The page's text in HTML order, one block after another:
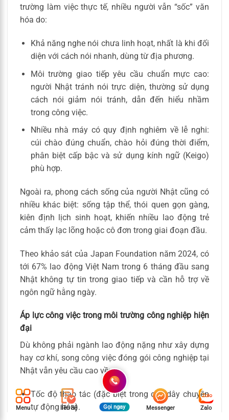
trường làm việc thực tế, nhiều người vẫn “sốc” văn
hóa do:
Khả năng nghe nói chưa linh hoạt, nhất là khi đối
diện với cách nói nhanh, dùng từ địa phương.
Môi trường giao tiếp yêu cầu chuẩn mực cao:
người Nhật tránh nói trực diện, thường sử dụng
cách nói giảm nói tránh, dẫn đến hiểu nhầm
trong công việc.
Nhiều nhà máy có quy định nghiêm về lễ nghi:
cúi chào đúng chuẩn, chào hỏi đúng thời điểm,
phân biệt cấp bậc và sử dụng kính ngữ (Keigo)
phù hợp.
Ngoài ra, phong cách sống của người Nhật cũng có
nhiều khác biệt: sống tập thể, thói quen gọn gàng,
kiên định lịch sinh hoạt, khiến nhiều lao động trẻ
cảm thấy lạc lõng hoặc cô đơn trong giai đoạn đầu.
Theo khảo sát của Japan Foundation năm 2024, có
tới 67% lao động Việt Nam trong 6 tháng đầu sang
Nhật không tự tin trong giao tiếp và cần hỗ trợ về
ngôn ngữ hằng ngày.
Áp lực công việc trong môi trường công nghiệp hiện
đại
Dù không phải ngành lao động nặng như xây dựng
hay cơ khí, song công việc đóng gói công nghiệp tại
Nhật vẫn yêu cầu cao về:
Tốc độ thao tác (đặc biệt trong các dây chuyền
tự động hóa).
Menu liên hệ Gọi ngay Messenger Zalo